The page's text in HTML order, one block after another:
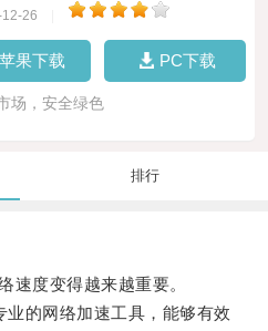
26
苹果下载 PC下载
场，安全绿色
排行
度变得越来越重要。
的网络加速工具，能够有效